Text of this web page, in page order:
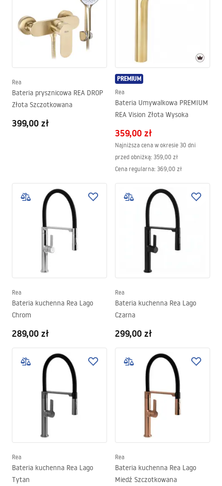
Rea
Bateria prysznicowa REA DROP
Złota Szczotkowana
399,00 zł
PREMIUM
Rea
Bateria Umywalkowa PREMIUM
REA Vision Złota Wysoka
359,00 zł
Najniższa cena w okresie 30 dni
przed obniżką: 359,00 zł
Cena regularna: 369,00 zł
Rea
Bateria kuchenna Rea Lago
Chrom
289,00 zł
Rea
Bateria kuchenna Rea Lago
Czarna
299,00 zł
Rea
Bateria kuchenna Rea Lago
Tytan
Rea
Bateria kuchenna Rea Lago
Miedź Szczotkowana